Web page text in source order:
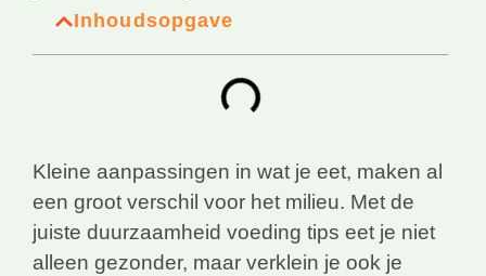
Inhoudsopgave
Kleine aanpassingen in wat je eet, maken al
een groot verschil voor het milieu. Met de
juiste duurzaamheid voeding tips eet je niet
alleen gezonder, maar verklein je ook je